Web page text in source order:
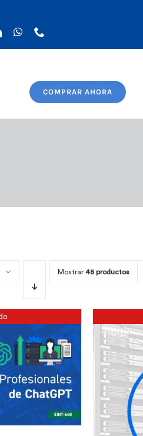
COMPRAR AHORA
Mostrar 48 productos